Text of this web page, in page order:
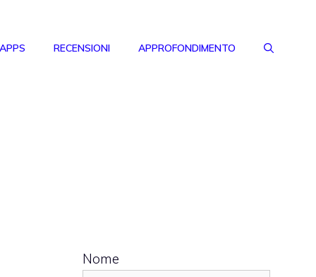
RECENSIONI APPROFONDIMENTO
Nome